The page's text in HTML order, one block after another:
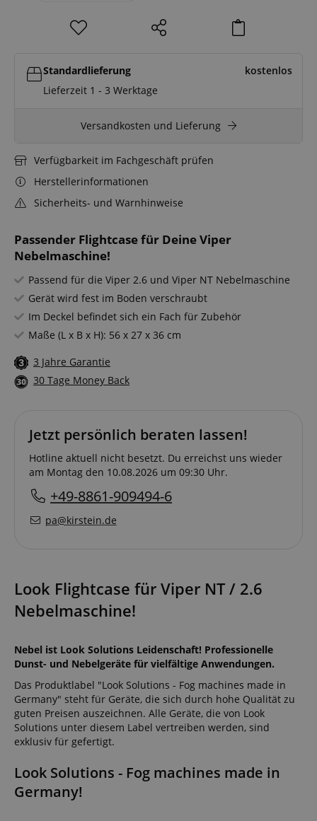
Passender Flightcase für Deine Viper
Nebelmaschine!
Passend für die Viper 2.6 und Viper NT Nebelmaschine
Gerät wird fest im Boden verschraubt
Im Deckel befindet sich ein Fach für Zubehör
Maße (L x B x H): 56 x 27 x 36 cm
3 Jahre Garantie
30 Tage Money Back
Standardlieferung
kostenlos
Lieferzeit 1 - 3 Werktage
Versandkosten und Lieferung
Verfügbarkeit im Fachgeschäft prüfen
Herstellerinformationen
Sicherheits- und Warnhinweise
Jetzt persönlich beraten lassen!
Hotline aktuell nicht besetzt. Du erreichst uns wieder
am Montag den 10.08.2026 um 09:30 Uhr.
+49-8861-909494-6
pa@kirstein.de
Look Flightcase für Viper NT / 2.6
Nebelmaschine!
Nebel ist Look Solutions Leidenschaft! Professionelle
Dunst- und Nebelgeräte für vielfältige Anwendungen.
Das Produktlabel "Look Solutions - Fog machines made in
Germany" steht für Geräte, die sich durch hohe Qualität zu
guten Preisen auszeichnen. Alle Geräte, die von Look
Solutions unter diesem Label vertreiben werden, sind
exklusiv für gefertigt.
Look Solutions - Fog machines made in
Germany!